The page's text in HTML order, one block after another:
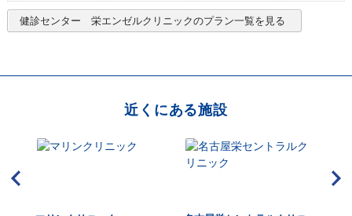
健診センター 栄エンゼルクリニックのプラン一覧を見る
近くにある施設